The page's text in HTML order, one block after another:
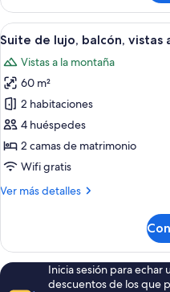
de
lujo
(Suite
Abrir
todas
las
fotos
de
Suite
de
lujo,
balcón,
vistas
montaña
(Carlo
1
Suite de lujo, balcón, vistas
Vistas a la montaña
60 m²
2 habitaciones
4 huéspedes
2 camas de matrimonio
Wifi gratis
Ver más detalles
Más
de
lujo,
balcón,
Inicia sesión para echar
descuentos de los que